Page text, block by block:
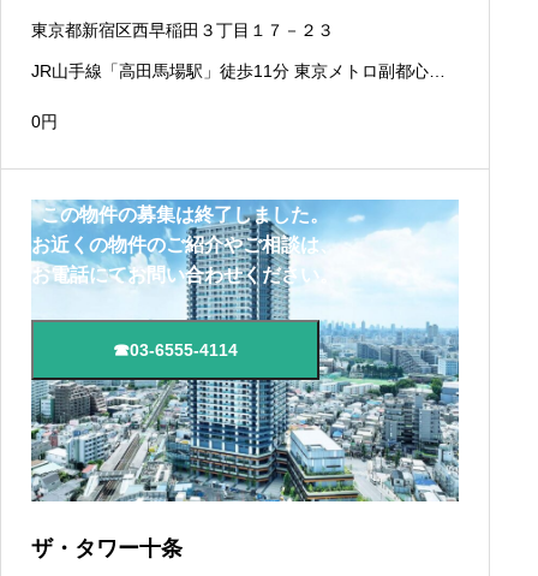
東京都新宿区西早稲田３丁目１７－２３
JR山手線「高田馬場駅」徒歩11分 東京メトロ副都心線
0円
この物件の募集は終了しました。
お近くの物件のご紹介やご相談は、
お電話にてお問い合わせください。
☎03-6555-4114
ザ・タワー十条